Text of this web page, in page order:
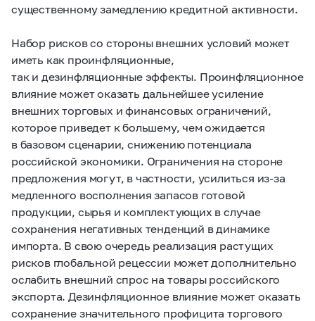
существенному замедлению кредитной активности.
Набор рисков со стороны внешних условий может
иметь как проинфляционные,
так и дезинфляционные эффекты. Проинфляционное
влияние может оказать дальнейшее усиление
внешних торговых и финансовых ограничений,
которое приведет к большему, чем ожидается
в базовом сценарии, снижению потенциала
российской экономики. Ограничения на стороне
предложения могут, в частности, усилиться из-за
медленного восполнения запасов готовой
продукции, сырья и комплектующих в случае
сохранения негативных тенденций в динамике
импорта. В свою очередь реализация растущих
рисков глобальной рецессии может дополнительно
ослабить внешний спрос на товары российского
экспорта. Дезинфляционное влияние может оказать
сохранение значительного профицита торгового